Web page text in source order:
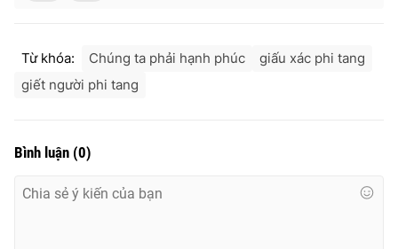
Từ khóa: Chúng ta phải hạnh phúc
giấu xác phi tang
giết người phi tang
Bình luận (0)